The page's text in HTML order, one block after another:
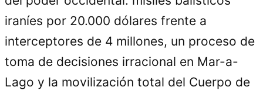
iraníes por 20.000 dólares frente a
interceptores de 4 millones, un proceso de
toma de decisiones irracional en Mar-a-
Lago y la movilización total del Cuerpo de